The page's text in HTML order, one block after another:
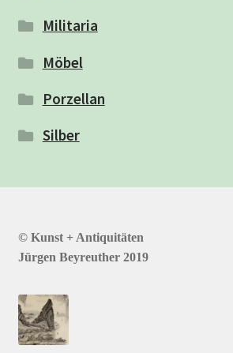
Militaria
Möbel
Porzellan
Silber
© Kunst + Antiquitäten
Jürgen Beyreuther 2019